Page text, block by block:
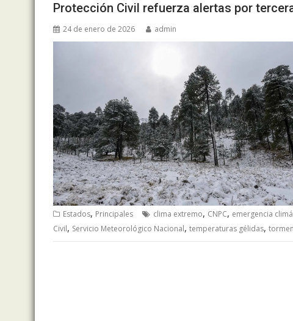
Protección Civil refuerza alertas por
24 de enero de 2026 admin
Estados, Principales clima extremo, CNPC, emergencia
Civil, Servicio Meteorológico Nacional, temperaturas gélidas,